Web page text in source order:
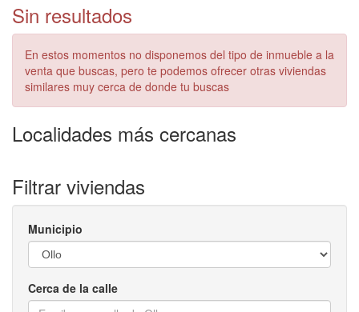
Sin resultados
En estos momentos no disponemos del tipo de inmueble a la
venta que buscas, pero te podemos ofrecer otras viviendas
similares muy cerca de donde tu buscas
Localidades más cercanas
Filtrar viviendas
Municipio
Cerca de la calle